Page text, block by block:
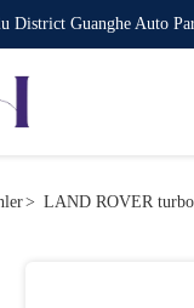
District Guanghe Auto
> LAND ROVER